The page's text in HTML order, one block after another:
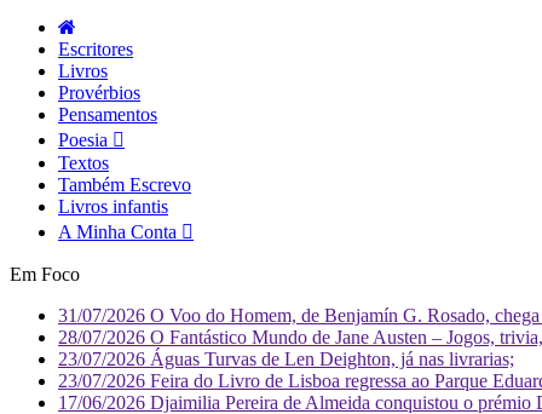
Escritores
Livros
Provérbios
Pensamentos
Poesia
Textos
Também Escrevo
Livros infantis
A Minha Conta
Em Foco
31/07/2026 O Voo do Homem, de Benjamín G. Rosado,
28/07/2026 O Fantástico Mundo de Jane Austen – Jogos,
23/07/2026 Águas Turvas de Len Deighton, já nas livrarias;
23/07/2026 Feira do Livro de Lisboa regressa ao Parque
17/06/2026 Djaimilia Pereira de Almeida conquistou o prémio